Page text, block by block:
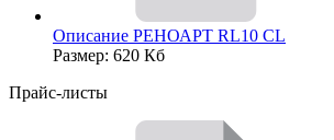
Описание РЕНОАРТ RL10 CL
Размер: 620 Кб
Прайс-листы